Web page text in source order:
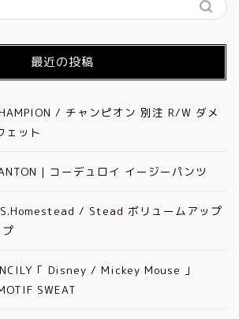
最近の投稿
/ チャンピオン 別注 R/W ダメ
ェット
| コーデュロイ イージーパンツ
/ Stead ボリュームアップ
「 Disney / Mickey Mouse 」
SWEAT